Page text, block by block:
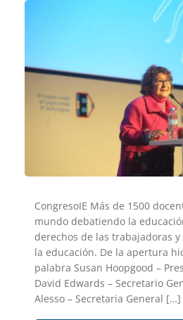
CongresoIE Más de 1500
mundo debatiendo la
derechos de las trabajadoras
la educación. De la apertura
palabra Susan Hoopgood –
David Edwards – Secretario
Alesso – Secretaria General […]